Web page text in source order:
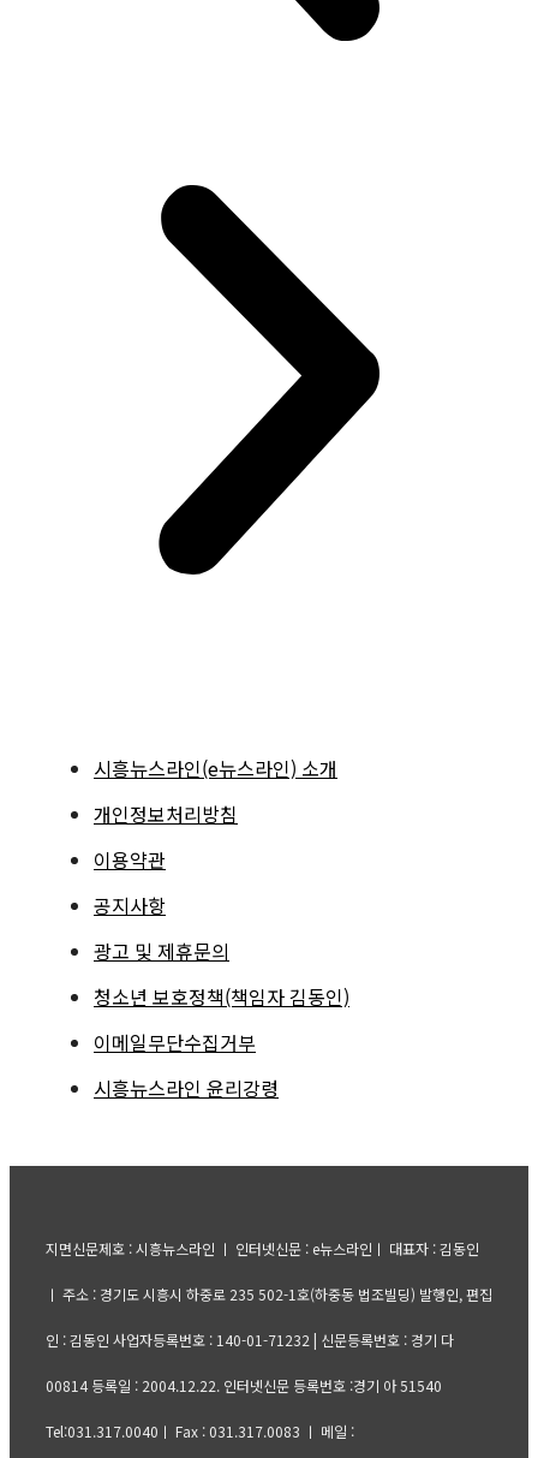
시흥뉴스라인(e뉴스라인) 소개
개인정보처리방침
이용약관
공지사항
광고 및 제휴문의
청소년 보호정책(책임자 김동인)
이메일무단수집거부
시흥뉴스라인 윤리강령
지면신문제호 : 시흥뉴스라인 ㅣ 인터넷신문 : e뉴스라인ㅣ 대표자 : 김동인
ㅣ 주소 : 경기도 시흥시 하중로 235 502-1호(하중동 법조빌딩) 발행인, 편집
인 : 김동인 사업자등록번호 : 140-01-71232 | 신문등록번호 : 경기 다
00814 등록일 : 2004.12.22. 인터넷신문 등록번호 :경기 아 51540
Tel:031.317.0040ㅣ Fax : 031.317.0083 ㅣ 메일 :